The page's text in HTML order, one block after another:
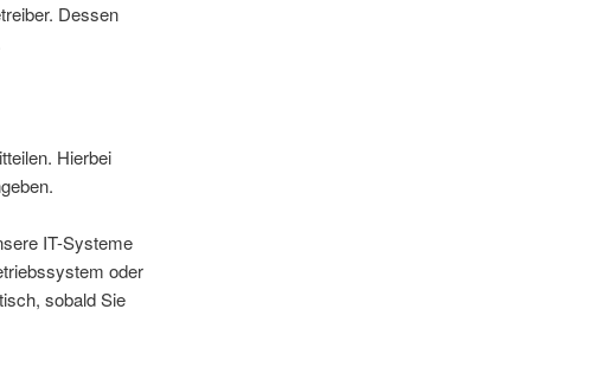
Dessen
Hierbei
IT-Systeme
oder
sobald Sie